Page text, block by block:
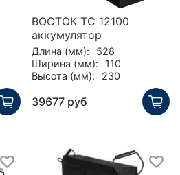
ВОСТОК TC 12100
аккумулятор
Длина (мм):
528
Ширина (мм):
110
Высота (мм):
230
39677 руб